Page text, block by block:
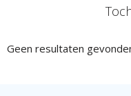
Geen resultaten